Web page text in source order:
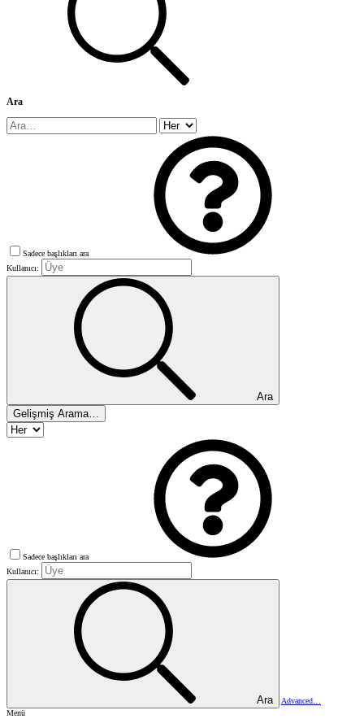
Ara
Sadece başlıkları ara
Kullanıcı:
Ara
Gelişmiş Arama…
Sadece başlıkları ara
Kullanıcı:
Ara
Advanced…
Menü